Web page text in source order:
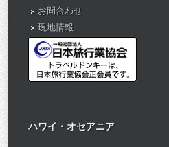
お問合わせ
現地情報
ハワイ・オセアニア